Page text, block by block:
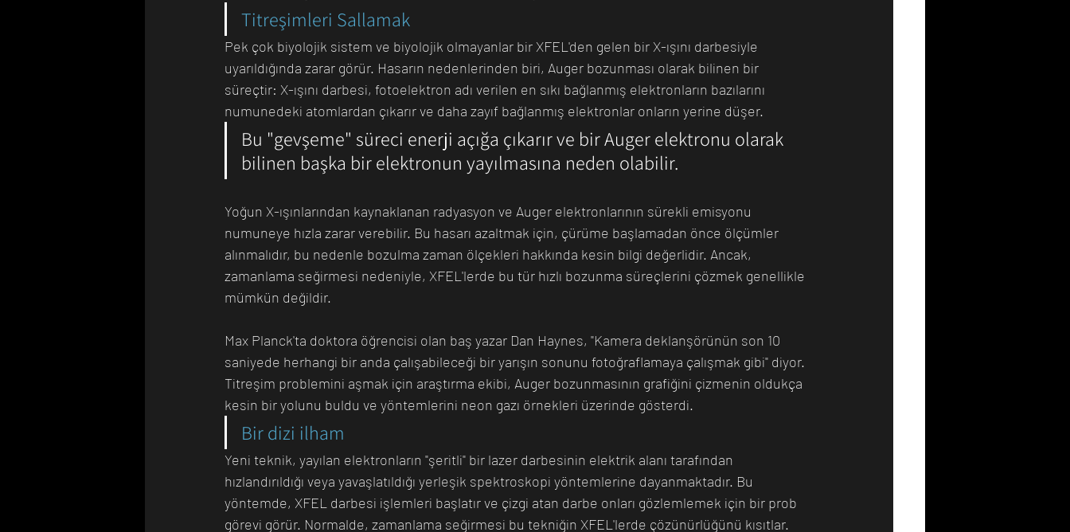
Titreşimleri Sallamak
Pek çok biyolojik sistem ve biyolojik olmayanlar bir XFEL'den gelen bir X-ışını darbesiyle
uyarıldığında zarar görür. Hasarın nedenlerinden biri, Auger bozunması olarak bilinen bir
süreçtir: X-ışını darbesi, fotoelektron adı verilen en sıkı bağlanmış elektronların bazılarını
numunedeki atomlardan çıkarır ve daha zayıf bağlanmış elektronlar onların yerine düşer.
Bu "gevşeme" süreci enerji açığa çıkarır ve bir Auger elektronu olarak
bilinen başka bir elektronun yayılmasına neden olabilir.
Yoğun X-ışınlarından kaynaklanan radyasyon ve Auger elektronlarının sürekli emisyonu
numuneye hızla zarar verebilir. Bu hasarı azaltmak için, çürüme başlamadan önce ölçümler
alınmalıdır, bu nedenle bozulma zaman ölçekleri hakkında kesin bilgi değerlidir. Ancak,
zamanlama seğirmesi nedeniyle, XFEL'lerde bu tür hızlı bozunma süreçlerini çözmek genellikle
mümkün değildir.
Max Planck'ta doktora öğrencisi olan baş yazar Dan Haynes, "Kamera deklanşörünün son 10
saniyede herhangi bir anda çalışabileceği bir yarışın sonunu fotoğraflamaya çalışmak gibi" diyor.
Titreşim problemini aşmak için araştırma ekibi, Auger bozunmasının grafiğini çizmenin oldukça
kesin bir yolunu buldu ve yöntemlerini neon gazı örnekleri üzerinde gösterdi.
Bir dizi ilham
Yeni teknik, yayılan elektronların "şeritli" bir lazer darbesinin elektrik alanı tarafından
hızlandırıldığı veya yavaşlatıldığı yerleşik spektroskopi yöntemlerine dayanmaktadır. Bu
yöntemde, XFEL darbesi işlemleri başlatır ve çizgi atan darbe onları gözlemlemek için bir prob
görevi görür. Normalde, zamanlama seğirmesi bu tekniğin XFEL'lerde çözünürlüğünü kısıtlar.